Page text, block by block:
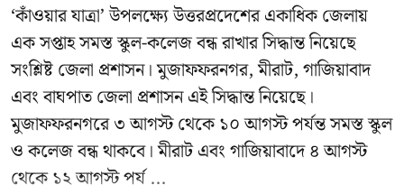
‘কাঁওয়ার যাত্রা’উপলক্ষ্যে উত্তরপ্রদেশের একাধিক জেলায়
এক সপ্তাহ সমস্ত স্কুল-কলেজ বন্ধ রাখার সিদ্ধান্ত নিয়েছে
সংশ্লিষ্ট জেলা প্রশাসন। মুজাফফরনগর, মীরাট, গাজিয়াবাদ
এবং বাঘপাত জেলা প্রশাসন এই সিদ্ধান্ত নিয়েছে।
মুজাফফরনগরে ৩ আগস্ট থেকে ১০ আগস্ট পর্যন্ত সমস্ত স্কুল
ও কলেজ বন্ধ থাকবে। মীরাট এবং গাজিয়াবাদে ৪ আগস্ট
থেকে ১২ আগস্ট পর্য ...